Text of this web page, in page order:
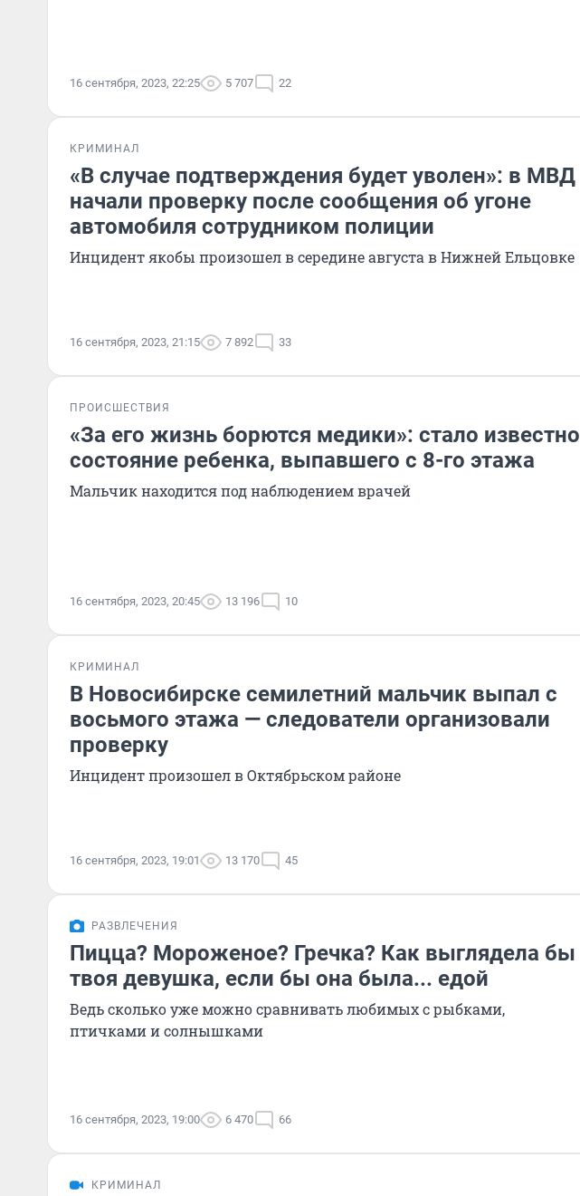
16 сентября, 2023, 22:25 5 707 22
КРИМИНАЛ
«В случае подтверждения будет уволен»: в МВД
начали проверку после сообщения об угоне
автомобиля сотрудником полиции
Инцидент якобы произошел в середине августа в Нижней Ельцовке
16 сентября, 2023, 21:15 7 892 33
ПРОИСШЕСТВИЯ
«За его жизнь борются медики»: стало известно
состояние ребенка, выпавшего с 8-го этажа
Мальчик находится под наблюдением врачей
16 сентября, 2023, 20:45 13 196 10
КРИМИНАЛ
В Новосибирске семилетний мальчик выпал с
восьмого этажа — следователи организовали
проверку
Инцидент произошел в Октябрьском районе
16 сентября, 2023, 19:01 13 170 45
РАЗВЛЕЧЕНИЯ
Пицца? Мороженое? Гречка? Как выглядела бы
твоя девушка, если бы она была... едой
Ведь сколько уже можно сравнивать любимых с рыбками,
птичками и солнышками
16 сентября, 2023, 19:00 6 470 66
КРИМИНАЛ